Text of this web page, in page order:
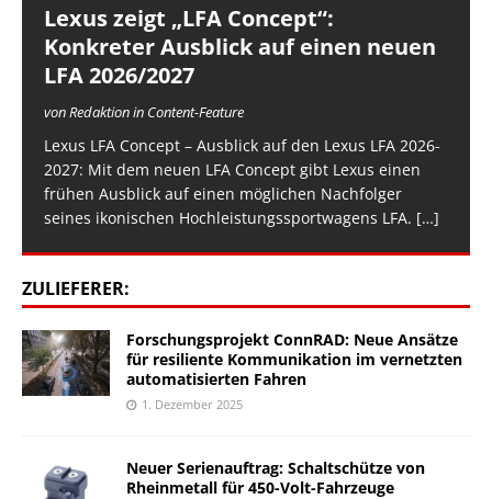
Lexus zeigt „LFA Concept“:
Konkreter Ausblick auf einen neuen
LFA 2026/2027
von Redaktion in Content-Feature
Lexus LFA Concept – Ausblick auf den Lexus LFA 2026-
2027: Mit dem neuen LFA Concept gibt Lexus einen
frühen Ausblick auf einen möglichen Nachfolger
seines ikonischen Hochleistungssportwagens LFA. […]
ZULIEFERER:
Forschungsprojekt ConnRAD: Neue Ansätze
für resiliente Kommunikation im vernetzten
automatisierten Fahren
1. Dezember 2025
Neuer Serienauftrag: Schaltschütze von
Rheinmetall für 450-Volt-Fahrzeuge